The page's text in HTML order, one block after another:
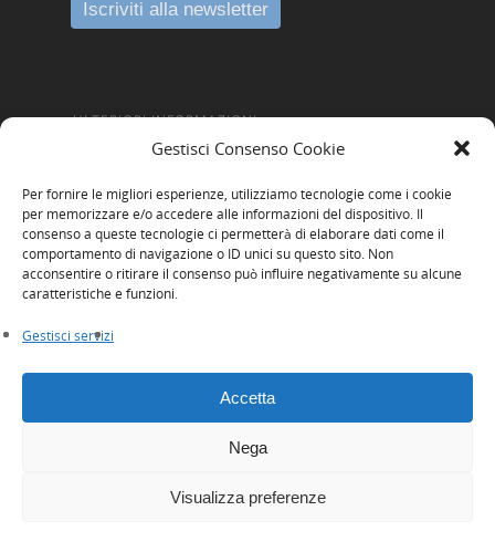
Gestisci Consenso Cookie
Per fornire le migliori esperienze, utilizziamo tecnologie come i cookie
per memorizzare e/o accedere alle informazioni del dispositivo. Il
consenso a queste tecnologie ci permetterà di elaborare dati come il
comportamento di navigazione o ID unici su questo sito. Non
acconsentire o ritirare il consenso può influire negativamente su alcune
caratteristiche e funzioni.
Gestisci servizi
Accetta
Nega
Visualizza preferenze
ULTERIORI INFORMAZIONI
Informativa Privacy
Cookie Policy
Whistleblowing
© 2026 Innexta scrl. Tutti i diritti riservati